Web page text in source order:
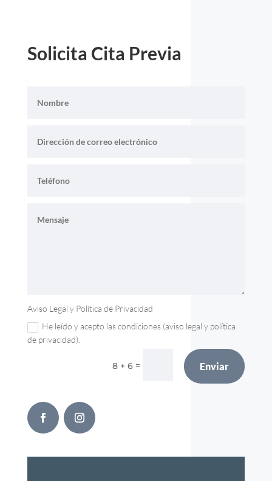
Solicita Cita Previa
Aviso Legal y Política de Privacidad
He leído y acepto las condiciones (aviso legal y política
de privacidad).
8 + 6 = Enviar